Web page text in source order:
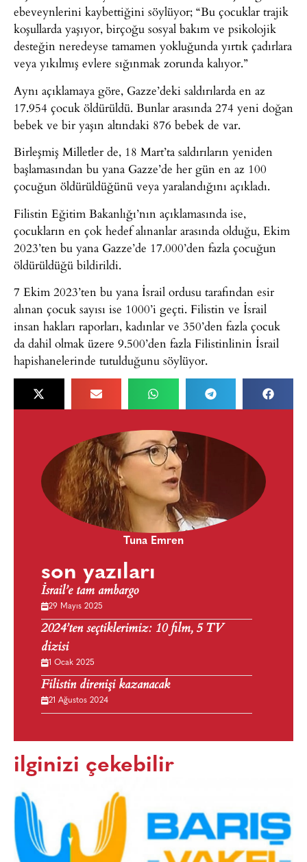
ebeveynlerini kaybettiğini söylüyor; “Bu çocuklar trajik
koşullarda yaşıyor, birçoğu sosyal bakım ve psikolojik
desteğin neredeyse tamamen yokluğunda yırtık çadırlara
veya yıkılmış evlere sığınmak zorunda kalıyor.”
Aynı açıklamaya göre, Gazze’deki saldırılarda en az
17.954 çocuk öldürüldü. Bunlar arasında 274 yeni doğan
bebek ve bir yaşın altındaki 876 bebek de var.
Birleşmiş Milletler de, 18 Mart’ta saldırıların yeniden
başlamasından bu yana Gazze’de her gün en az 100
çocuğun öldürüldüğünü veya yaralandığını açıkladı.
Filistin Eğitim Bakanlığı’nın açıklamasında ise,
çocukların en çok hedef alınanlar arasında olduğu, Ekim
2023’ten bu yana Gazze’de 17.000’den fazla çocuğun
öldürüldüğü bildirildi.
7 Ekim 2023’ten bu yana İsrail ordusu tarafından esir
alınan çocuk sayısı ise 1000’i geçti. Filistin ve İsrail
insan hakları raporları, kadınlar ve 350’den fazla çocuk
da dahil olmak üzere 9.500’den fazla Filistinlinin İsrail
hapishanelerinde tutulduğunu söylüyor.
Tuna Emren
son yazıları
İsrail’e tam ambargo
29 Mayıs 2025
2024’ten seçtiklerimiz: 10 film, 5 TV
dizisi
1 Ocak 2025
Filistin direnişi kazanacak
21 Ağustos 2024
ilginizi çekebilir